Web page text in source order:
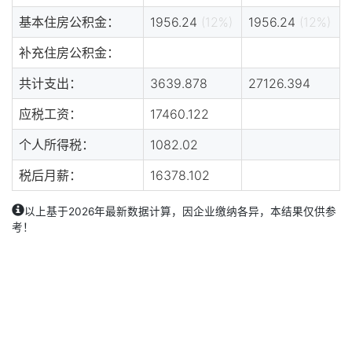
基本住房公积金：
1956.24 (12%) 1956.24 (12%)
补充住房公积金：
共计支出：
3639.878
27126.394
应税工资：
17460.122
个人所得税：
1082.02
税后月薪：
16378.102
以上基于2026年最新数据计算，因企业缴纳各异，本结果仅供参
考！